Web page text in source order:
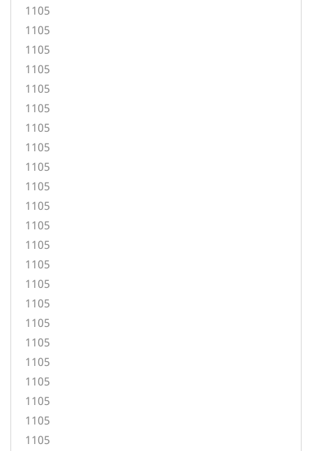
1105
1105
1105
1105
1105
1105
1105
1105
1105
1105
1105
1105
1105
1105
1105
1105
1105
1105
1105
1105
1105
1105
1105